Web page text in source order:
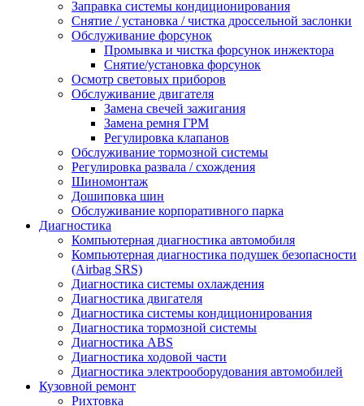
Заправка системы кондиционирования
Снятие / установка / чистка дроссельной заслонки
Обслуживание форсунок
Промывка и чистка форсунок инжектора
Снятие/установка форсунок
Осмотр световых приборов
Обслуживание двигателя
Замена свечей зажигания
Замена ремня ГРМ
Регулировка клапанов
Обслуживание тормозной системы
Регулировка развала / схождения
Шиномонтаж
Дошиповка шин
Обслуживание корпоративного парка
Диагностика
Компьютерная диагностика автомобиля
Компьютерная диагностика подушек безопасности
(Airbag SRS)
Диагностика системы охлаждения
Диагностика двигателя
Диагностика системы кондиционирования
Диагностика тормозной системы
Диагностика ABS
Диагностика ходовой части
Диагностика электрооборудования автомобилей
Кузовной ремонт
Рихтовка